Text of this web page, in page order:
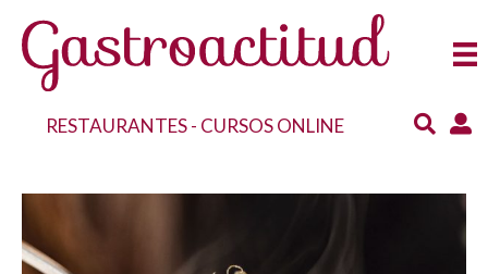
RESTAURANTES- CURSOS ONLINE